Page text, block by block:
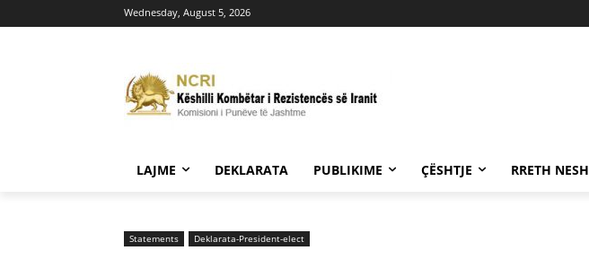
Wednesday, August 5, 2026
LAJME DEKLARATA PUBLIKIME ÇËSHTJE RRETH NESH
Statements Deklarata-President-elect